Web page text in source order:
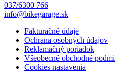
037/6300 766
info@bikegarage.sk
Fakturačné údaje
Ochrana osobných údajov
Reklamačný poriadok
Všeobecné obchodné
Cookies nastavenia